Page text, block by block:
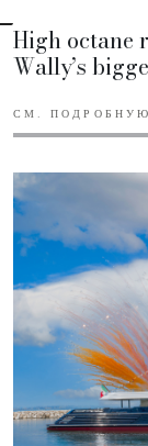
High octane
Wally’s
СМ.